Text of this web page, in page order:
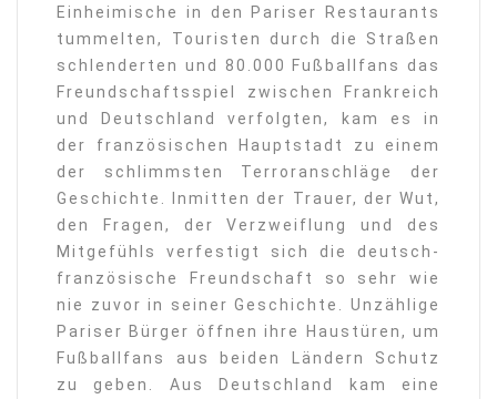
Einheimische in den Pariser Restaurants
tummelten, Touristen durch die Straßen
schlenderten und 80.000 Fußballfans das
Freundschaftsspiel zwischen Frankreich
und Deutschland verfolgten, kam es in
der französischen Hauptstadt zu einem
der schlimmsten Terroranschläge der
Geschichte. Inmitten der Trauer, der Wut,
den Fragen, der Verzweiflung und des
Mitgefühls verfestigt sich die deutsch-
französische Freundschaft so sehr wie
nie zuvor in seiner Geschichte. Unzählige
Pariser Bürger öffnen ihre Haustüren, um
Fußballfans aus beiden Ländern Schutz
zu geben. Aus Deutschland kam eine